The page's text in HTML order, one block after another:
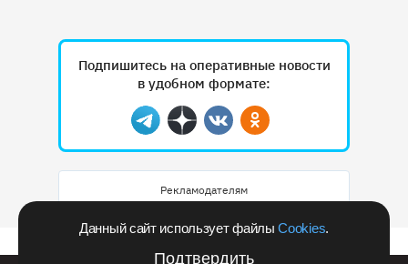
Данный сайт использует файлыCookies.
Подтвердить
Подпишитесь на оперативные новости
в удобном формате:
Telegram
ДзенВконтактеОдноклассники
Рекламодателям